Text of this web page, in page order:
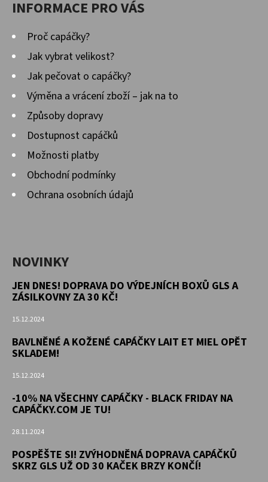
INFORMACE PRO VÁS
Proč capáčky?
Jak vybrat velikost?
Jak pečovat o capáčky?
Výměna a vrácení zboží – jak na to
Způsoby dopravy
Dostupnost capáčků
Možnosti platby
Obchodní podmínky
Ochrana osobních údajů
NOVINKY
JEN DNES! DOPRAVA DO VÝDEJNÍCH BOXŮ GLS A
ZÁSILKOVNY ZA 30 KČ!
15.12.2024
BAVLNĚNÉ A KOŽENÉ CAPÁČKY LAIT ET MIEL OPĚT
SKLADEM!
15.12.2024
-10% NA VŠECHNY CAPÁČKY - BLACK FRIDAY NA
CAPÁČKY.COM JE TU!
28.11.2024
POSPĚŠTE SI! ZVÝHODNĚNÁ DOPRAVA CAPÁČKŮ
SKRZ GLS UŽ OD 30 KAČEK BRZY KONČÍ!